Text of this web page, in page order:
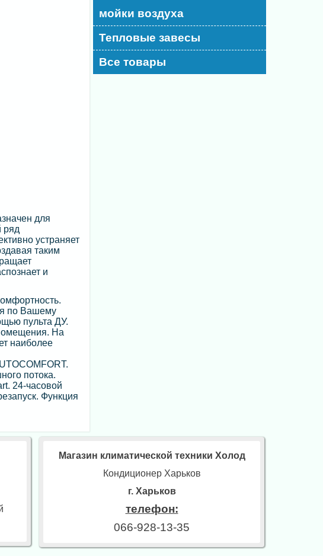
для
ряд
устраняет
таким
и
по Вашему
пульта ДУ.
На
наиболее
потока.
24-часовой
Функция
мойки воздуха
Тепловые завесы
Все товары
Магазин климатической техники Холод
Кондиционер Харьков
г. Харьков
телефон:
066-928-13-35